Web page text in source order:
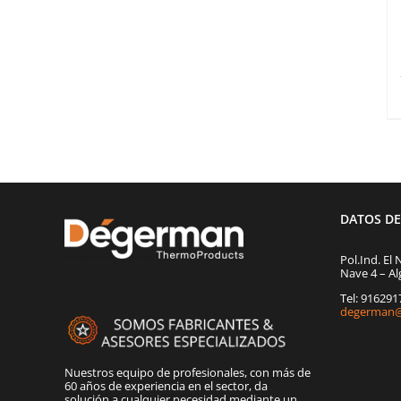
Nuestros equipo de profesionales, con más de
60 años de experiencia en el sector, da
DATOS
Pol.Ind. El
Nave 4 –
Tel: